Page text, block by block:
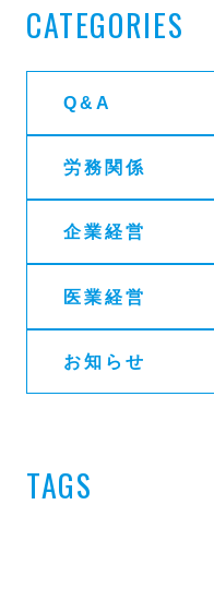
CATEGORIES
Q&A
労務関係
企業経営
医業経営
お知らせ
TAGS